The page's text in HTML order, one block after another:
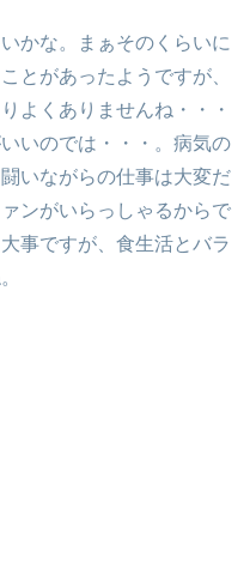
かな。まぁそのくらいに
とがあったようですが、
よくありませんね・・・
いのでは・・・。病気の
いながらの仕事は大変だ
ンがいらっしゃるからで
事ですが、食生活とバラ